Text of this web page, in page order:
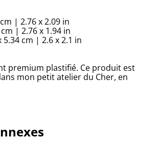
| 2.76 x 2.09 in
| 2.76 x 1.94 in
5.34 cm | 2.6 x 2.1 in
premium plastifié. Ce produit est
mon petit atelier du Cher, en